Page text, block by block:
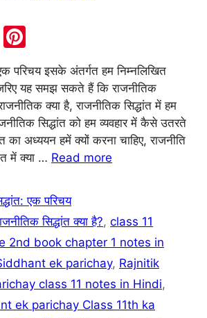
T
nt
er
e
st
परिचय इसके अंतर्गत हम निम्नलिखित
यह समझ सकते हैं कि राजनीतिक
क्या है, राजनीतिक सिद्धांत में हम
सिद्धांत को हम व्यवहार में कैसे उतरते
का अध्ययन हमें क्यों करना चाहिए, राजनीति
में क्या … Read more
एक परिचय
सिद्धांत क्या है?,class 11
2nd book chapter 1 notes in
ek parichay, Rajnitik
class 11 notes in Hindi,
ek parichay Class 11th ka